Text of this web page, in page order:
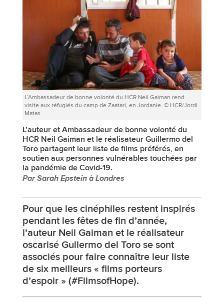
L’Ambassadeur de bonne volonté du HCR Neil Gaiman rend
visite aux réfugiés du camp de Zaatari, en Jordanie. © HCR/Jordi
Matas
L’auteur et Ambassadeur de bonne volonté du
HCR Neil Gaiman et le réalisateur Guillermo del
Toro partagent leur liste de films préférés, en
soutien aux personnes vulnérables touchées par
la pandémie de Covid-19.
Par Sarah Epstein à Londres
Pour que les cinéphiles restent inspirés
pendant les fêtes de fin d’année,
l’auteur Neil Gaiman et le réalisateur
oscarisé Gullermo del Toro se sont
associés pour faire connaître leur liste
de six meilleurs « films porteurs
d’espoir » (#FilmsofHope).